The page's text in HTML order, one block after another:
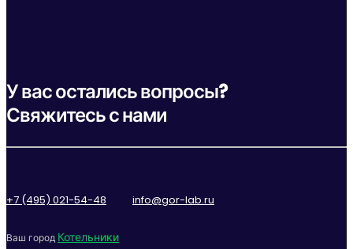
У вас остались вопросы?
Свяжитесь с нами
+7 (495) 021-54-48 info@gor-lab.ru
Ваш город Котельники